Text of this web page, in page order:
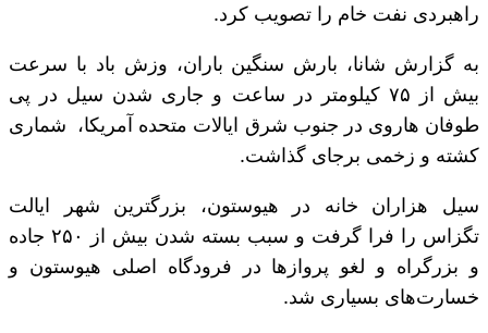
راهبردی نفت خام را تصویب کرد.
به گزارش شانا، بارش سنگین باران، وزش باد با سرعت
بیش از ۷۵ کیلومتر در ساعت و جاری شدن سیل در پی
طوفان هاروی در جنوب شرق ایالات متحده آمریکا، شماری
کشته و زخمی برجای گذاشت.
سیل هزاران خانه در هیوستون، بزرگترین شهر ایالت
تگزاس را فرا گرفت و سبب بسته شدن بیش از ۲۵۰ جاده
و بزرگراه و لغو پروازها در فرودگاه اصلی هیوستون و
خسارت‌های بسیاری شد.